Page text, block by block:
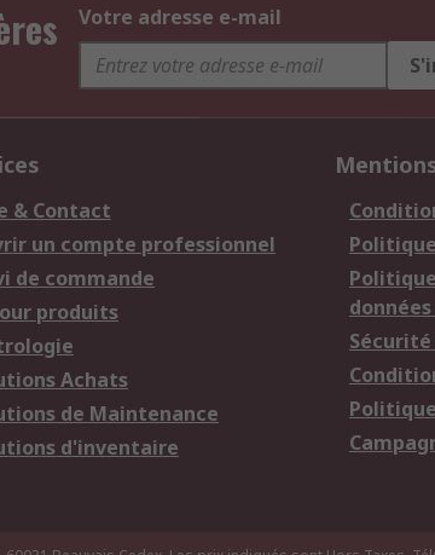
Votre adresse e-mail
& Contact
un compte professionnel
de commande
produits
Achats
de Maintenance
d'inventaire
Sécurité